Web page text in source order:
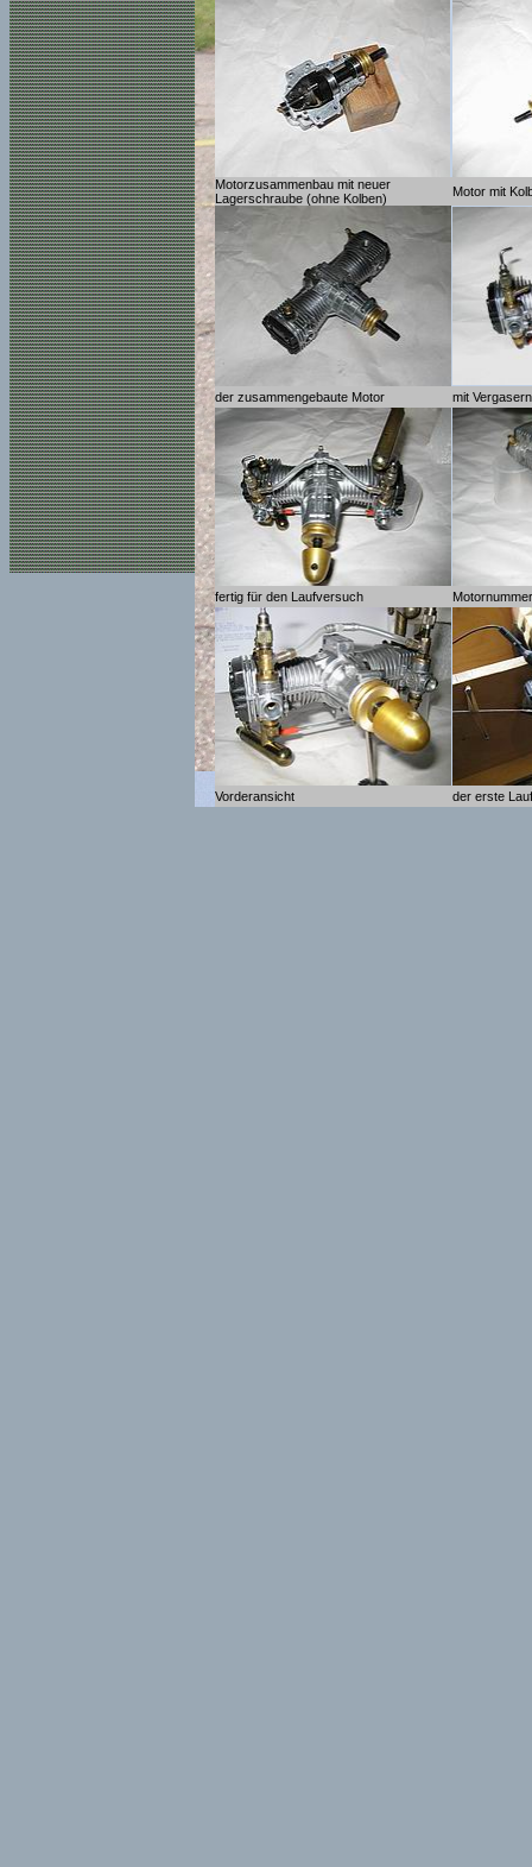
Motorzusammenbau mit neuer
Lagerschraube (ohne Kolben)
Motor mit
der zusammengebaute Motor mit Vergasern
fertig für den Laufversuch
Vorderansicht der erste Lauf